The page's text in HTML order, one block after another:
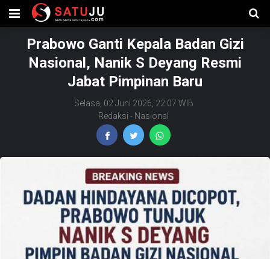
Prabowo Ganti Kepala Badan Gizi
Nasional, Nanik S Deyang Resmi
Jabat Pimpinan Baru
Selasa, 02 Juni 2026, 22:07 WIB
Redaksi - Nasional